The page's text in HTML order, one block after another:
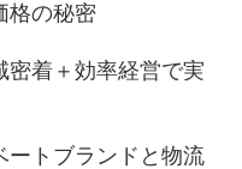
格の秘密
密着＋効率経営で実
ートブランドと物流